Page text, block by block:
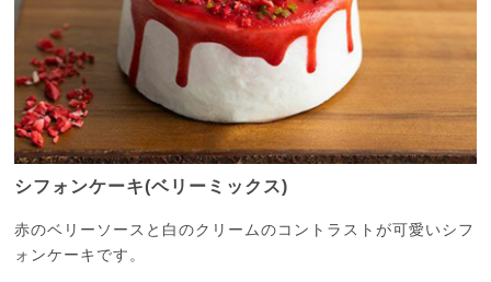
シフォンケーキ(ベリーミックス)
赤のベリーソースと白のクリームのコントラストが可愛いシフ
ォンケーキです。